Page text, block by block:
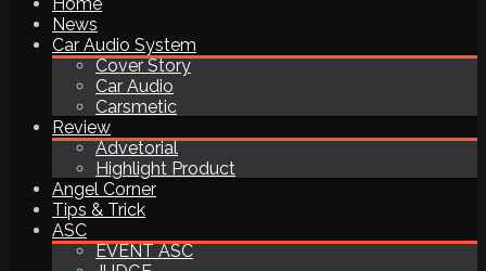
News
Car Audio System
Cover Story
Car Audio
Carsmetic
Review
Advetorial
Highlight Product
Angel Corner
Tips & Trick
ASC
EVENT ASC